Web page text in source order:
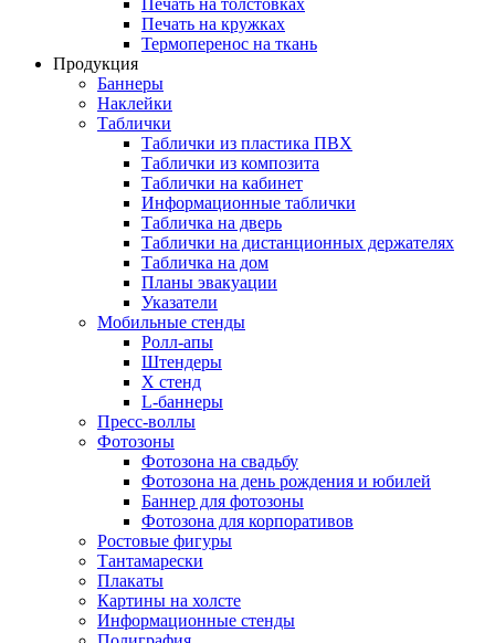
Печать на толстовках
Печать на кружках
Термоперенос на ткань
Продукция
Баннеры
Наклейки
Таблички
Таблички из пластика ПВХ
Таблички из композита
Таблички на кабинет
Информационные таблички
Табличка на дверь
Таблички на дистанционных держателях
Табличка на дом
Планы эвакуации
Указатели
Мобильные стенды
Ролл-апы
Штендеры
Х стенд
L-баннеры
Пресс-воллы
Фотозоны
Фотозона на свадьбу
Фотозона на день рождения и юбилей
Баннер для фотозоны
Фотозона для корпоративов
Ростовые фигуры
Тантамарески
Плакаты
Картины на холсте
Информационные стенды